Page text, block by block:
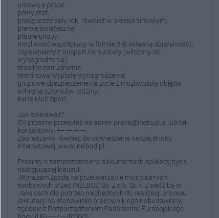
umowę o pracę;
pełny etat;
pracę przez cały rok, również w okresie zimowym;
premie świąteczne;
płatne urlopy;
możliwość współpracy w formie B-B (własna działalność);
zapewniamy transport na budowy (wliczony do
wynagrodzenia);
stabilne zatrudnienie;
terminową wypłatę wynagrodzenia;
grupowe ubezpieczenie na życie z możliwością objęcia
ochroną członków rodziny;
kartę MultiSport.
Jak aplikować?
CV prosimy przesyłać na adres: praca@inelbud.pl lub tel.
kontaktowy: +-- --- --- ---.
Zapraszamy również do odwiedzenia naszej strony
internetowej: www.inelbud.pl.
Prosimy o zamieszczenie w dokumentach aplikacyjnych
następującej klauzuli:
„Wyrażam zgodę na przetwarzanie moich danych
osobowych przez INELBUD Sp. z o.o. Sp.k. z siedzibą w
Jaksicach dla potrzeb niezbędnych do realizacji procesu
rekrutacji na stanowisko pracownik ogólnobudowlany,
zgodnie z Rozporządzeniem Parlamentu Europejskiego i
Rady (UE) ----/--- (RODO).”